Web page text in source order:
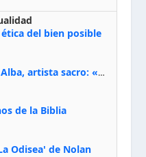
del bien posible
José Ricardo González del Alba, artista sacro: «Yo oro, hablo con Dios, le pido al Espíritu Santo su inspiración y siempre pinto rezando el rosario para que sea Él quien actúe a través de mis manos»
de la Biblia
Odisea' de Nolan